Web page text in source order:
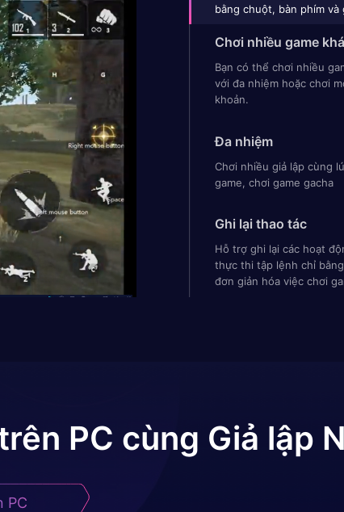
bằng chuột, bàn phím và
Chơi nhiều game
Bạn có thể chơi nhiều
với đa nhiệm hoặc chơi
khoản.
Đa nhiệm
Chơi nhiều giả lập cùng
game, chơi game gacha
Ghi lại thao tác
Hỗ trợ ghi lại các hoạt
thực thi tập lệnh chỉ
đơn giản hóa việc chơi
PC cùng Giả lập
PC